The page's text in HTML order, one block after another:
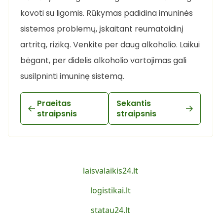
kovoti su ligomis. Rūkymas padidina imuninės
sistemos problemų, įskaitant reumatoidinį
artritą, riziką. Venkite per daug alkoholio. Laikui
bėgant, per didelis alkoholio vartojimas gali
susilpninti imuninę sistemą.
Praeitas
straipsnis
Sekantis
straipsnis
laisvalaikis24.lt
logistikai.lt
statau24.lt